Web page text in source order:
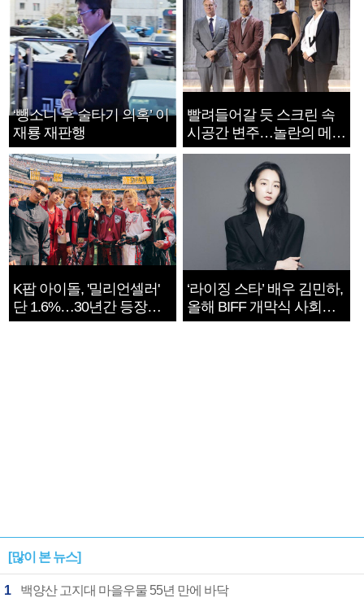
‘뺑소니 후 술타기 의혹’ 이
재룡 재판행
빨려들어갈 듯 스크린 속
시공간 변주…놀란의 메시
지는 ‘전쟁 속죄’
K팝 아이돌, '밀리언셀러'
단 1.6%…30년간 등장
1182개팀 전수조사
‘라이징 스타’ 배우 김민하,
올해 BIFF 개막식 사회자
확정
[많이 본 뉴스]
1 백양산 고지대 마을우물 55년 만에 바닥